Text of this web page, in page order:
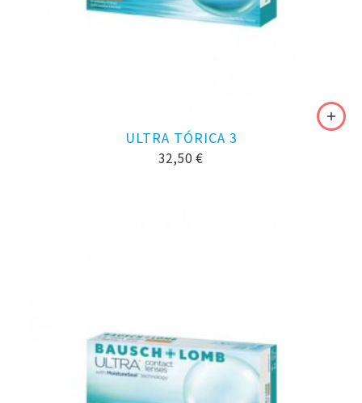
ULTRA TÓRICA 3
32,50 €